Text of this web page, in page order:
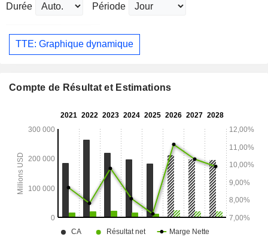
Durée Période
TTE: Graphique dynamique
Compte de Résultat et Estimations